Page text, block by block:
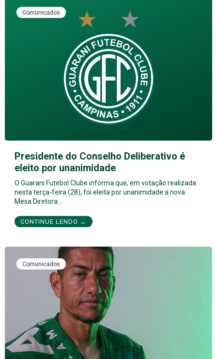
Comunicados
Presidente do Conselho Deliberativo é
eleito por unanimidade
O Guarani Futebol Clube informa que, em votação realizada
nesta terça-feira (28), foi eleita por unanimidade a nova
Mesa Diretora…
CONTINUE LENDO →
Comunicados